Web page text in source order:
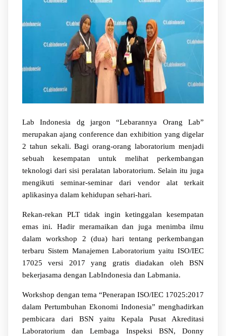
Lab Indonesia dg jargon “Lebarannya Orang Lab”
merupakan ajang conference dan exhibition yang digelar
2 tahun sekali. Bagi orang-orang laboratorium menjadi
sebuah kesempatan untuk melihat perkembangan
teknologi dari sisi peralatan laboratorium. Selain itu juga
mengikuti seminar-seminar dari vendor alat terkait
aplikasinya dalam kehidupan sehari-hari.
Rekan-rekan PLT tidak ingin ketinggalan kesempatan
emas ini. Hadir meramaikan dan juga menimba ilmu
dalam workshop 2 (dua) hari tentang perkembangan
terbaru Sistem Manajemen Laboratorium yaitu ISO/IEC
17025 versi 2017 yang gratis diadakan oleh BSN
bekerjasama dengan LabIndonesia dan Labmania.
Workshop dengan tema “Penerapan ISO/IEC 17025:2017
dalam Pertumbuhan Ekonomi Indonesia” menghadirkan
pembicara dari BSN yaitu Kepala Pusat Akreditasi
Laboratorium dan Lembaga Inspeksi BSN, Donny